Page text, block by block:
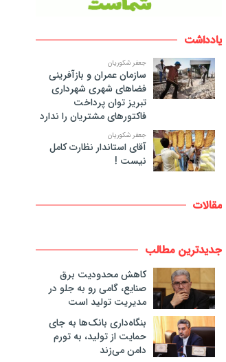
یادداشت
جعفر شکوریان
سازمان عمران و بازآفرینی
فضاهای شهری شهرداری
تبریز توان پرداخت
فاکتورهای مشتریان را ندارد
جعفر شکوریان
آقای استاندار نظارت کامل
نیست !
مقالات
جدیدترین مطالب
کاهش محدودیت برق
صنایع، گامی رو به جلو در
مدیریت تولید است
بنگاه‌داری بانک‌ها به جای
حمایت از تولید، به تورم
دامن می‌زند